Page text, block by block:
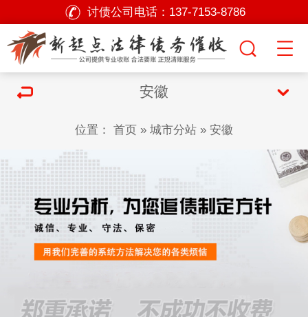
讨债公司电话： 137-7153-8786
安徽
位置： 首页 » 城市分站 » 安徽